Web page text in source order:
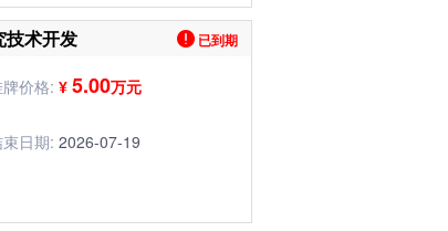
技术开发 已到期
价格: ¥ 5.00万元
日期: 2026-07-19